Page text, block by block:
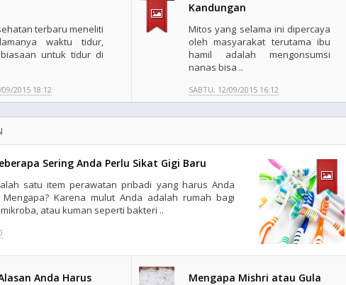
terbaru meneliti
waktu tidur,
untuk tidur di
09/2015 18:12
Kandungan
Mitos yang selama ini dipercaya
oleh masyarakat terutama ibu
hamil adalah mengonsumsi
nanas bisa ..
SABTU, 12/09/2015 16:12
Sering Anda Perlu Sikat Gigi Baru
satu item perawatan pribadi yang harus Anda
Karena mulut Anda adalah rumah bagi
atau kuman seperti bakteri ..
Anda Harus
Mengapa Mishri atau Gula